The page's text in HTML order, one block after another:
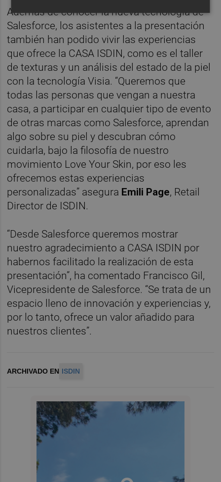
Además de conocer la nueva tecnología de
Salesforce, los asistentes a la presentación
también han podido vivir las experiencias
que ofrece la CASA ISDIN, como es el taller
de texturas y un análisis del estado de la piel
con la tecnología Visia. “Queremos que
todas las personas que vengan a nuestra
casa, a participar en cualquier tipo de evento
de otras marcas como Salesforce, aprendan
algo sobre su piel y descubran cómo
cuidarla, bajo la filosofía de nuestro
movimiento Love Your Skin, por eso les
ofrecemos estas experiencias
personalizadas” asegura Emili Page, Retail
Director de ISDIN.
“Desde Salesforce queremos mostrar
nuestro agradecimiento a CASA ISDIN por
habernos facilitado la realización de esta
presentación”, ha comentado Francisco Gil,
Vicepresidente de Salesforce. “Se trata de un
espacio lleno de innovación y experiencias y,
por lo tanto, ofrece un valor añadido para
nuestros clientes”.
ARCHIVADO EN ISDIN